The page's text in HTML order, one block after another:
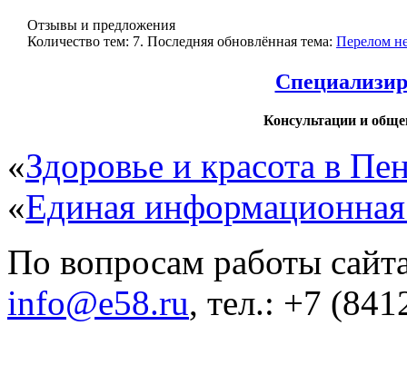
Отзывы и предложения
Количество тем: 7. Последняя обновлённая тема: Перелом
Консультации и
«Здоровье и красота в
«Единая
По вопросам работы
info@e58.ru, тел.: +7